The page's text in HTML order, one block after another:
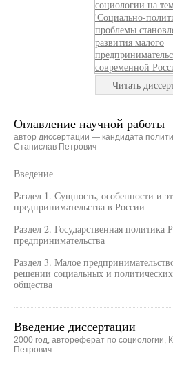
Читать
Оглавление научной работы
автор диссертации — кандидата
Станислав Петрович
Введение
Раздел 1. Сущность, особенности и
предпринимательства в России
Раздел 2. Государственная политика
предпринимательства
Раздел 3. Малое
решении социальных и
общества
Введение диссертации
2000 год, автореферат по социологии,
Петрович